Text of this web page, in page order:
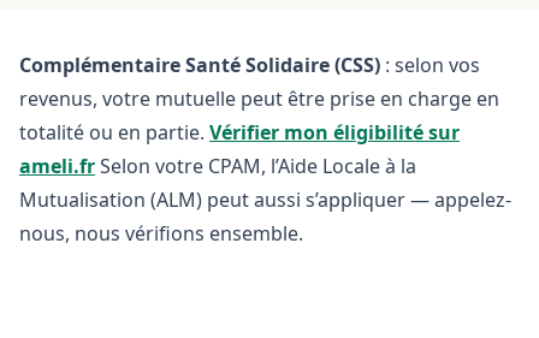
Complémentaire Santé Solidaire (CSS) : selon vos
revenus, votre mutuelle peut être prise en charge en
totalité ou en partie. Vérifier mon éligibilité sur
ameli.frSelon votre CPAM, l’Aide Locale à la
Mutualisation (ALM) peut aussi s’appliquer — appelez-
nous, nous vérifions ensemble.